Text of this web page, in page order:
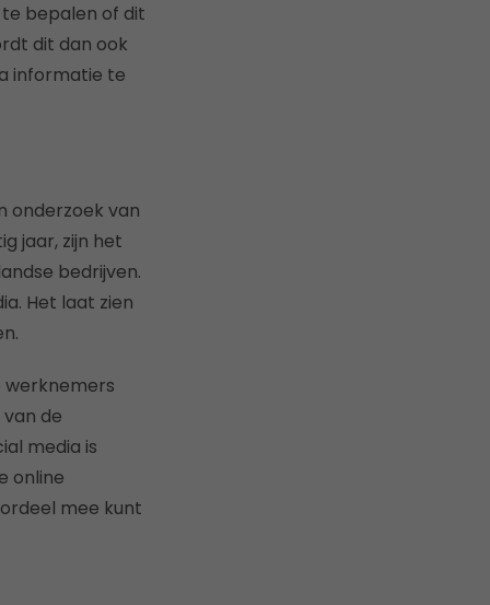
bepalen of dit
dit dan ook
informatie te
onderzoek van
jaar, zijn het
bedrijven.
Het laat zien
werknemers
de
media is
online
mee kunt